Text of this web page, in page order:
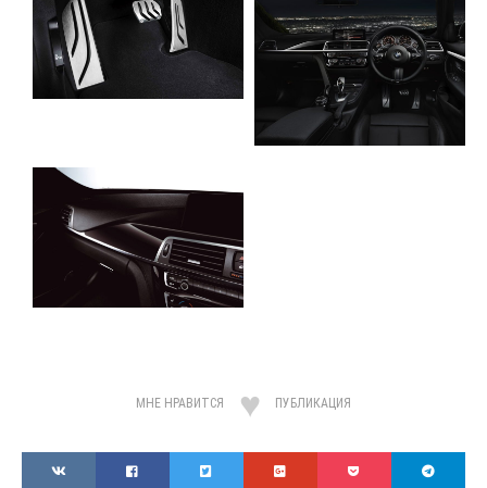
МНЕ НРАВИТСЯ ПУБЛИКАЦИЯ